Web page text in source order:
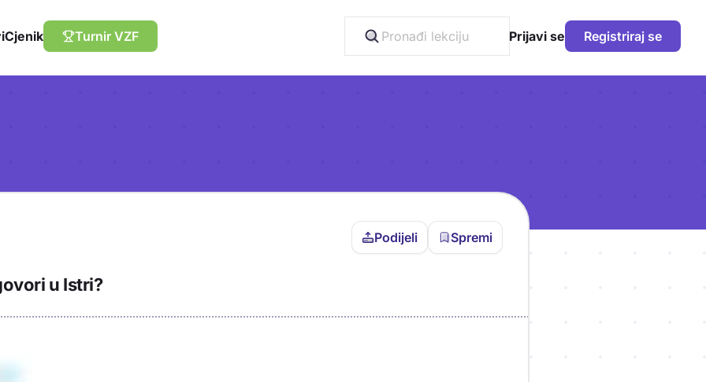
Cjenik Turnir VZF Prijavi se Registriraj se
Podijeli Spremi
u Istri?